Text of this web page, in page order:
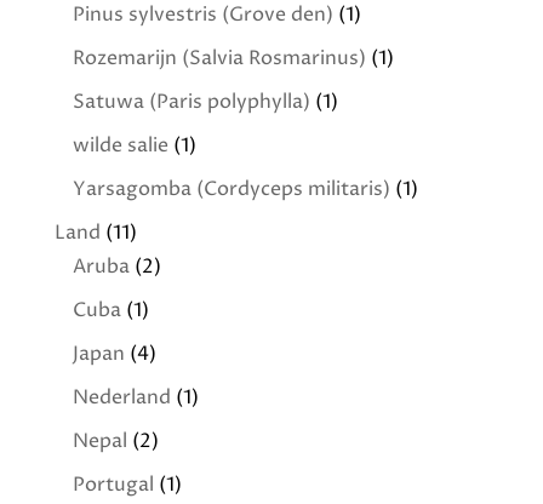
Pinus sylvestris (Grove den) (1)
Rozemarijn (Salvia Rosmarinus) (1)
Satuwa (Paris polyphylla) (1)
wilde salie (1)
Yarsagomba (Cordyceps militaris) (1)
Land (11)
Aruba(2)
Cuba(1)
Japan (4)
Nederland (1)
Nepal (2)
Portugal (1)